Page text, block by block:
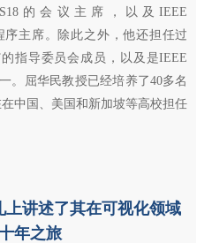
的会议主席，以及IEEE
序主席。除此之外，他还担任过
的指导委员会成员，以及是IEEE
。屈华民教授已经培养了40多名
中国、美国和新加坡等高校担任
上讲述了其在可视化领域
年之旅